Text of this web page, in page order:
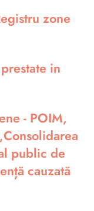
zone
in
- POIM,
public de
cauzată